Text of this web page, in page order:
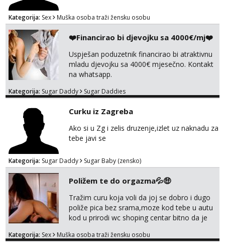
Kategorija: Sex Muška osoba traži žensku osobu
❤️Financirao bi djevojku sa 4000€/mj❤️
Uspješan poduzetnik financirao bi atraktivnu
mladu djevojku sa 4000€ mjesečno. Kontakt
na whatsapp.
Kategorija: Sugar Daddy Sugar Daddies
Curku iz Zagreba
Ako si u Zg i zelis druzenje,izlet uz naknadu za
tebe javi se
Kategorija: Sugar Daddy Sugar Baby (zensko)
Poližem te do orgazma💦🤑
Tražim curu koja voli da joj se dobro i dugo
poliže pica bez srama,moze kod tebe u autu
kod u prirodi wc shoping centar bitno da je
jer nisam solo. Zgodan sam i diskretan,sliku
Kategorija: Sex Muška osoba traži žensku osobu